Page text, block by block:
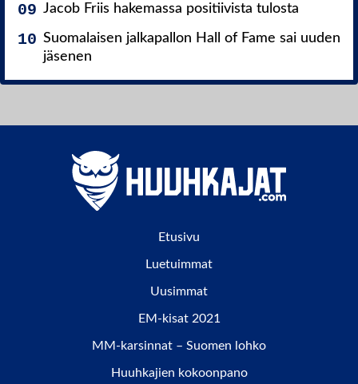
Jacob Friis hakemassa positiivista tulosta
Suomalaisen jalkapallon Hall of Fame sai uuden
jäsenen
Etusivu
Luetuimmat
Uusimmat
EM-kisat 2021
MM-karsinnat – Suomen lohko
Huuhkajien kokoonpano